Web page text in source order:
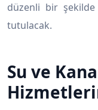
düzenli bir
tutulacak.
Su ve